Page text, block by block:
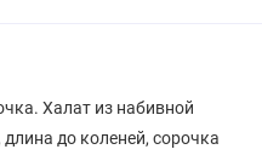
Халат из набивной
до коленей, сорочка